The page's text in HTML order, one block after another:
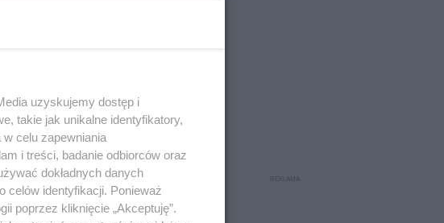
spotkaniem z
dbające o
przedsiębiorczyń
uzyskujemy dostęp i
takie jak unikalne identyfikatory,
celu zapewniania
i treści, badanie odbiorców oraz
dokładnych danych
celów identyfikacji. Ponieważ
poprzez kliknięcie „Akceptuję”.